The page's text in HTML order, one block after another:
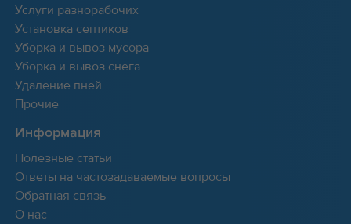
Услуги разнорабочих
Установка септиков
Уборка и вывоз мусора
Уборка и вывоз снега
Удаление пней
Прочие
Информация
Полезные статьи
Ответы на частозадаваемые вопросы
Обратная связь
О нас